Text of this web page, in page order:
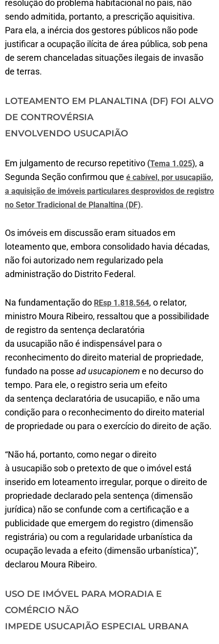
resolução do problema habitacional no país, não
sendo admitida, portanto, a prescrição aquisitiva.
Para ela, a inércia dos gestores públicos não pode
justificar a ocupação ilícita de área pública, sob pena
de serem chanceladas situações ilegais de invasão
de terras.
LOTEAMENTO EM PLANALTINA (DF) FOI ALVO
DE CONTROVÉRSIA
ENVOLVENDO USUCAPIÃO
Em julgamento de recurso repetitivo (Tema 1.025), a
Segunda Seção confirmou que é cabível, por usucapião,
a aquisição de imóveis particulares desprovidos de registro
no Setor Tradicional de Planaltina (DF).
Os imóveis em discussão eram situados em
loteamento que, embora consolidado havia décadas,
não foi autorizado nem regularizado pela
administração do Distrito Federal.
Na fundamentação do REsp 1.818.564, o relator,
ministro Moura Ribeiro, ressaltou que a possibilidade
de registro da sentença declaratória
da usucapião não é indispensável para o
reconhecimento do direito material de propriedade,
fundado na posse ad usucapioneme no decurso do
tempo. Para ele, o registro seria um efeito
da sentença declaratória de usucapião, e não uma
condição para o reconhecimento do direito material
de propriedade ou para o exercício do direito de ação.
“Não há, portanto, como negar o direito
à usucapião sob o pretexto de que o imóvel está
inserido em loteamento irregular, porque o direito de
propriedade declarado pela sentença (dimensão
jurídica) não se confunde com a certificação e a
publicidade que emergem do registro (dimensão
registrária) ou com a regularidade urbanística da
ocupação levada a efeito (dimensão urbanística)”,
declarou Moura Ribeiro.
USO DE IMÓVEL PARA MORADIA E
COMÉRCIO NÃO
IMPEDE USUCAPIÃO ESPECIAL URBANA